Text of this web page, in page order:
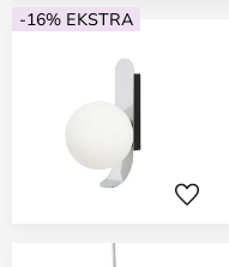
-16% EKSTRA